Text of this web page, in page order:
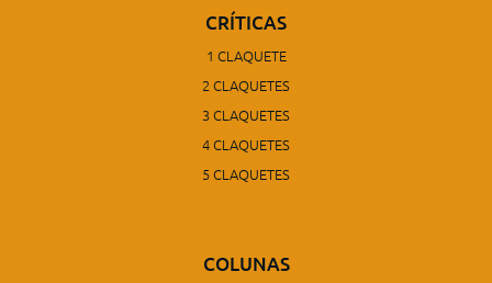
CRÍTICAS
1 CLAQUETE
2 CLAQUETES
3 CLAQUETES
4 CLAQUETES
5 CLAQUETES
COLUNAS